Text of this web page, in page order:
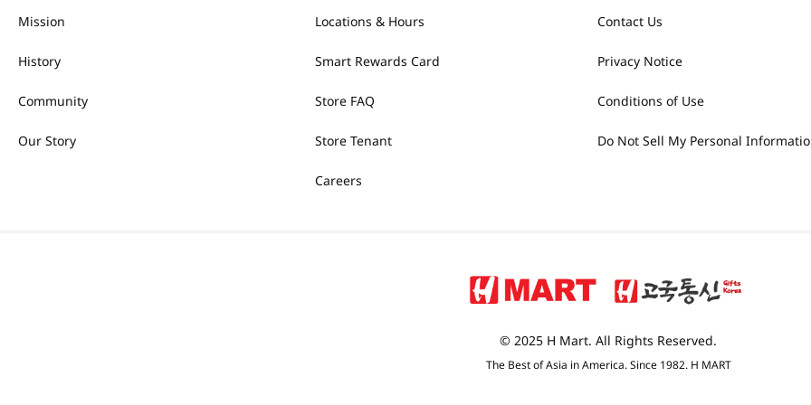
Mission
History
Community
Our Story
Locations & Hours
Smart Rewards Card
Store FAQ
Store Tenant
Careers
Contact Us
Privacy Notice
Conditions of Use
Do Not Sell My Personal
© 2025 H Mart. All Rights Reserved.
The Best of Asia in America. Since 1982. H MART